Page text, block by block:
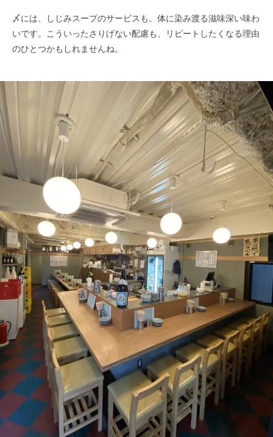
〆には、しじみスープのサービスも。体に染み渡る滋味深い味わ
いです。こういったさりげない配慮も、リピートしたくなる理由
のひとつかもしれませんね。